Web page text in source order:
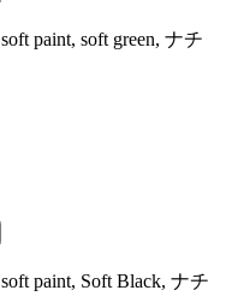
paint, soft green, ナチ
paint, Soft Black, ナチ